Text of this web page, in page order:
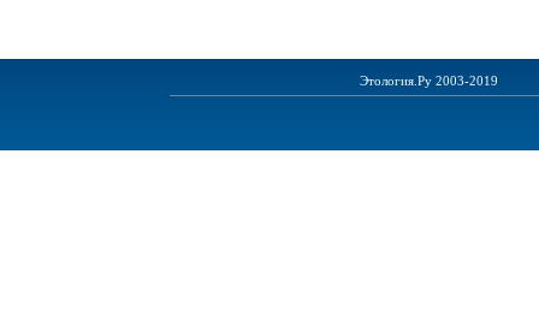
Этология.Ру 2003-2019